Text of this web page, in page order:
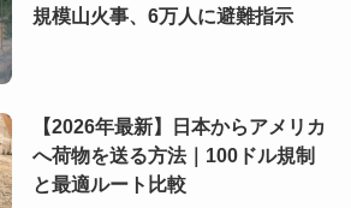
規模山火事、6万人に避難指示
【2026年最新】日本からアメリカ
へ荷物を送る方法｜100ドル規制
と最適ルート比較